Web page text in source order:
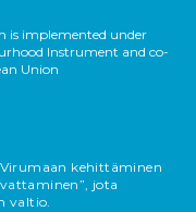
is implemented under
Instrument and co-
Union
kehittäminen
jota
valtio.